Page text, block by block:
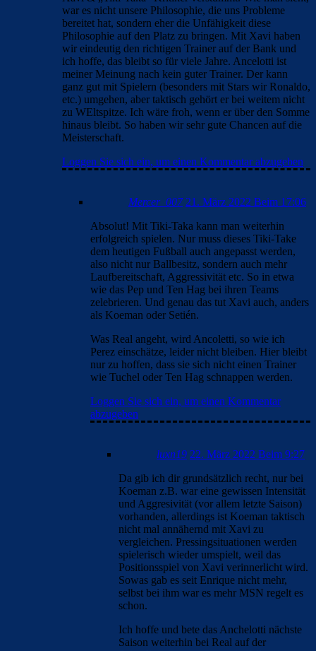
war es nicht unsere Philosophie, die uns Probleme
bereitet hat, sondern eher die Unfähigkeit diese
Philosophie auf den Platz zu bringen. Mit Xavi haben
wir eindeutig den richtigen Trainer auf der Bank und
ich hoffe, das bleibt so für viele Jahre. Ancelotti ist
meiner Meinung nach kein guter Trainer. Der kann
ganz gut mit Spielern (besonders mit Stars wir Ronaldo,
etc.) umgehen, aber taktisch gehört er bei weitem nicht
zu WEltspitze. Ich wäre froh, wenn er über den Somme
hinaus bleibt. So haben wir sehr gute Chancen auf die
Meisterschaft.
Loggen Sie sich ein, um einen Kommentar abzugeben
Mercer_007 21. März 2022 Beim 17:06
Absolut! Mit Tiki-Taka kann man weiterhin
erfolgreich spielen. Nur muss dieses Tiki-Take
dem heutigen Fußball auch angepasst werden,
also nicht nur Ballbesitz, sondern auch mehr
Laufbereitschaft, Aggressivität etc. So in etwa
wie das Pep und Ten Hag bei ihren Teams
zelebrieren. Und genau das tut Xavi auch, anders
als Koeman oder Setién.
Was Real angeht, wird Ancoletti, so wie ich
Perez einschätze, leider nicht bleiben. Hier bleibt
nur zu hoffen, dass sie sich nicht einen Trainer
wie Tuchel oder Ten Hag schnappen werden.
Loggen Sie sich ein, um einen Kommentar
abzugeben
luxn19 22. März 2022 Beim 9:27
Da gib ich dir grundsätzlich recht, nur bei
Koeman z.B. war eine gewissen Intensität
und Aggresivität (vor allem letzte Saison)
vorhanden, allerdings ist Koeman taktisch
nicht mal annähernd mit Xavi zu
vergleichen. Pressingsituationen werden
spielerisch wieder umspielt, weil das
Positionsspiel von Xavi verinnerlicht wird.
Sowas gab es seit Enrique nicht mehr,
selbst bei ihm war es mehr MSN regelt es
schon.
Ich hoffe und bete das Anchelotti nächste
Saison weiterhin bei Real auf der